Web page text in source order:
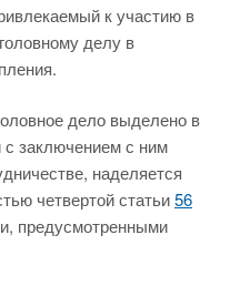
к участию в
делу в
дело выделено в
с заключением с ним
наделяется
четвертой статьи56
предусмотренными